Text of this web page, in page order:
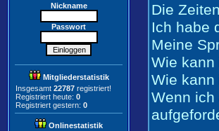
Nickname
Passwort
Mitgliederstatistik
Insgesamt 22787 registriert!
Registriert heute: 0
Registriert gestern: 0
Onlinestatistik
Die
Ich habe
Meine
Wie
Wie kann
Wenn